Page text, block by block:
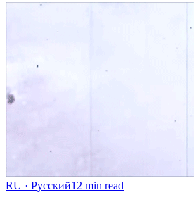
RU · Русский12 min read